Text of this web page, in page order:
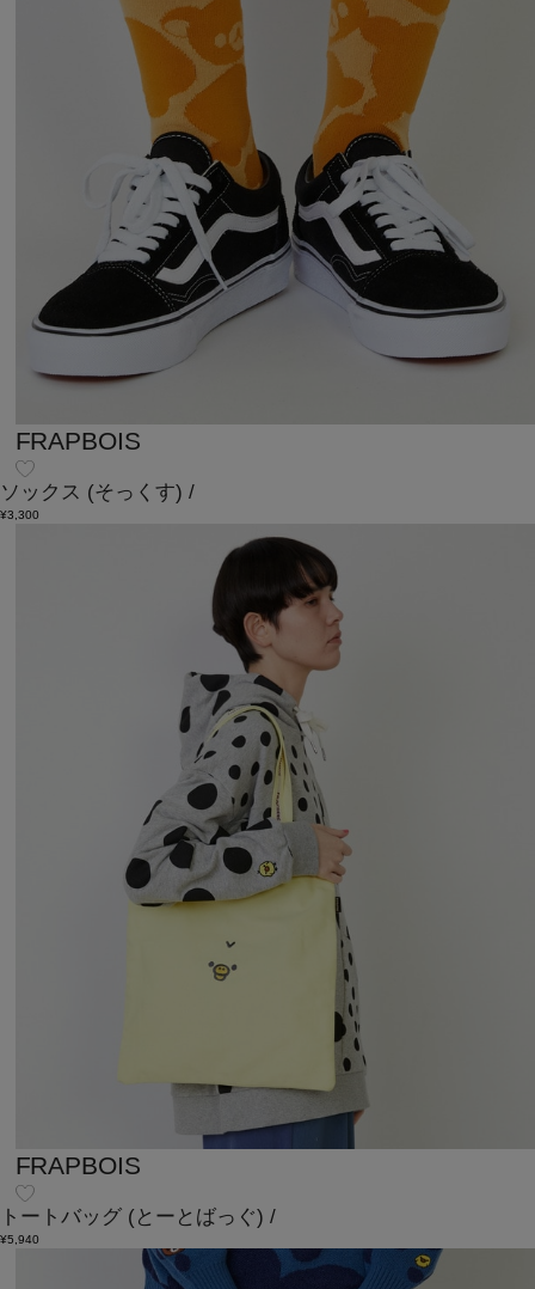
FRAPBOIS
ソックス (そっくす) /
¥3,300
FRAPBOIS
トートバッグ (とーとばっぐ) /
¥5,940